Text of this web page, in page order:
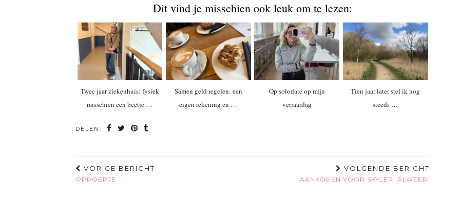
Dit vind je misschien ook leuk om te lezen:
Twee jaar ziekenhuis: fysiek
misschien een beetje …
Samen geld regelen: een
eigen rekening en …
Op solodate op mijn
verjaardag
Tien jaar later stel ik nog
steeds …
DELEN:
VORIGE BERICHT
OPROEPJE
VOLGENDE BERICHT
AANKOPEN VOOR SKYLER. ALWEER.